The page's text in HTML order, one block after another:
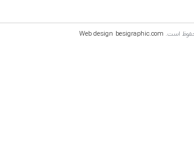
Web design besigraphic.com